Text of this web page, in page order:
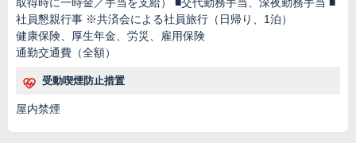
社員懇親行事 ※共済会による社員旅行（日帰り、1泊）
健康保険、厚生年金、労災、雇用保険
通勤交通費（全額）
受動喫煙防止措置
屋内禁煙